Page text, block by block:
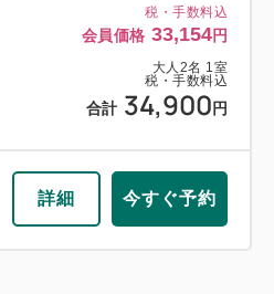
税・手数料込
会員価格 33,154円
大人 2名 1 室
税・手数料込
合計 34,900円
詳細 今すぐ予約